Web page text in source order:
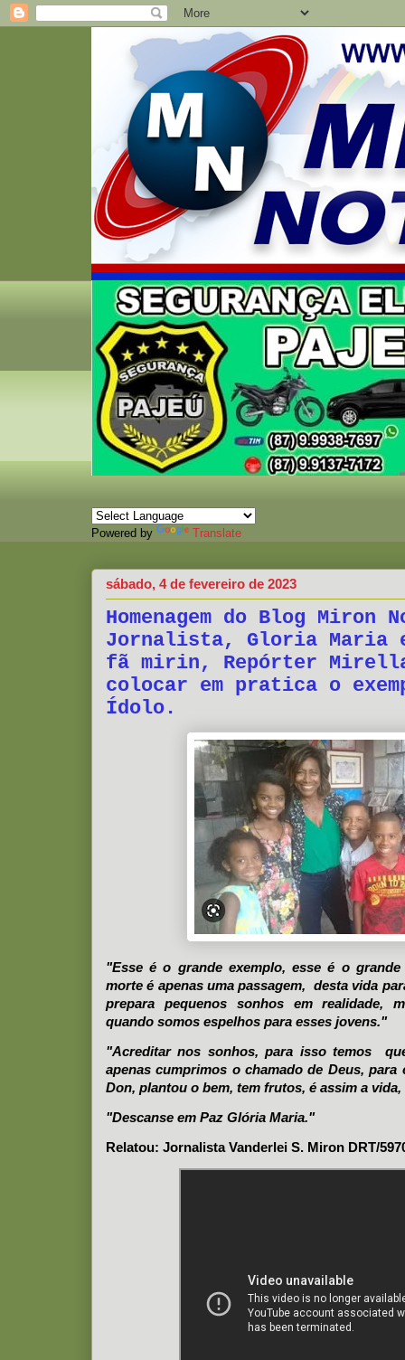
Powered by Translate
sábado, 4 de fevereiro de 2023
Homenagem do Blog
Jornalista, Gloria Maria
fã mirin, Repórter
colocar em pratica o
Ídolo.
"Esse é o grande exemplo, esse é o
morte é apenas uma passagem, desta vida
prepara pequenos sonhos em realidade,
quando somos espelhos para esses jovens."
"Acreditar nos sonhos, para isso temos
apenas cumprimos o chamado de Deus, para
Don, plantou o bem, tem frutos, é assim a
"Descanse em Paz Glória Maria."
Relatou: Jornalista Vanderlei S. Miron DRT/